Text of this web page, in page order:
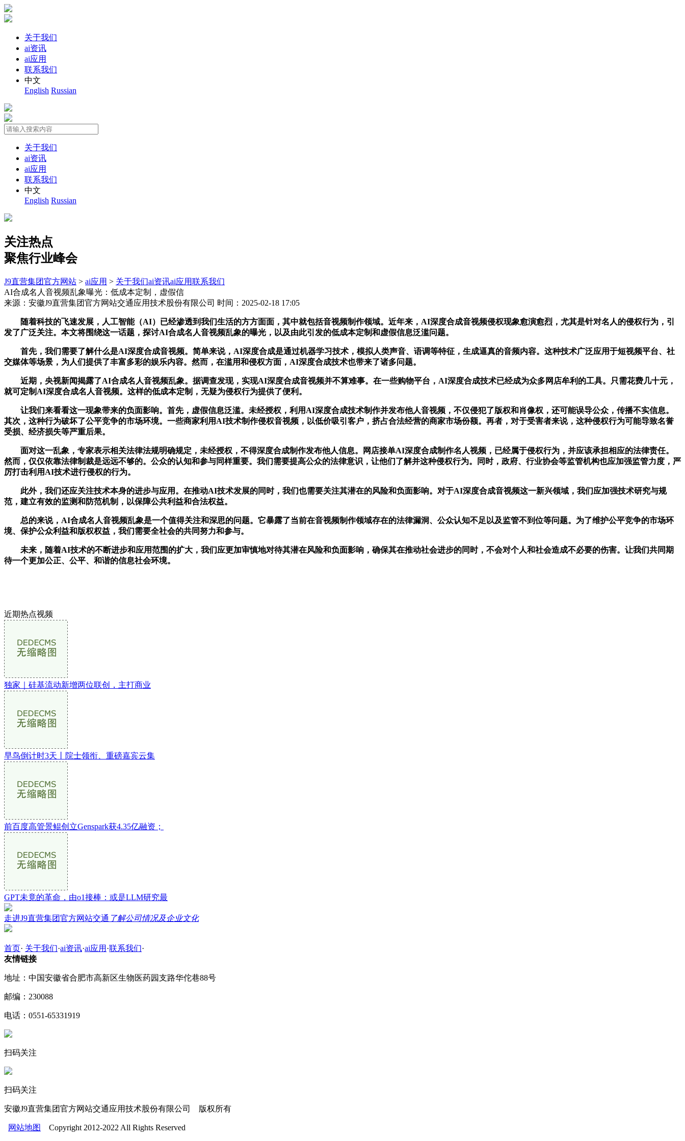
关于我们
ai资讯
ai应用
联系我们
中文
English Russian
关于我们
ai资讯
ai应用
联系我们
中文
English Russian
关注热点
聚焦行业峰会
J9直营集团官方网站 > ai应用 > 关于我们ai资讯ai应用联系我们
AI合成名人音视频乱象曝光：低成本定制，虚假信
来源：安徽J9直营集团官方网站交通应用技术股份有限公司 时间：2025-02-18 17:05
随着科技的飞速发展，人工智能（AI）已经渗透到我们生活的方方面面，其中就包括音视频制作领域。近年来，AI深度合成音视频侵权现象愈演愈烈，尤其是针对名人的侵权行为，引
发了广泛关注。本文将围绕这一话题，探讨AI合成名人音视频乱象的曝光，以及由此引发的低成本定制和虚假信息泛滥问题。
首先，我们需要了解什么是AI深度合成音视频。简单来说，AI深度合成是通过机器学习技术，模拟人类声音、语调等特征，生成逼真的音频内容。这种技术广泛应用于短视频平台、社
交媒体等场景，为人们提供了丰富多彩的娱乐内容。然而，在滥用和侵权方面，AI深度合成技术也带来了诸多问题。
近期，央视新闻揭露了AI合成名人音视频乱象。据调查发现，实现AI深度合成音视频并不算难事。在一些购物平台，AI深度合成技术已经成为众多网店牟利的工具。只需花费几十元，
就可定制AI深度合成名人音视频。这样的低成本定制，无疑为侵权行为提供了便利。
让我们来看看这一现象带来的负面影响。首先，虚假信息泛滥。未经授权，利用AI深度合成技术制作并发布他人音视频，不仅侵犯了版权和肖像权，还可能误导公众，传播不实信息。
其次，这种行为破坏了公平竞争的市场环境。一些商家利用AI技术制作侵权音视频，以低价吸引客户，挤占合法经营的商家市场份额。再者，对于受害者来说，这种侵权行为可能导致名誉
受损、经济损失等严重后果。
面对这一乱象，专家表示相关法律法规明确规定，未经授权，不得深度合成制作发布他人信息。网店接单AI深度合成制作名人视频，已经属于侵权行为，并应该承担相应的法律责任。
然而，仅仅依靠法律制裁是远远不够的。公众的认知和参与同样重要。我们需要提高公众的法律意识，让他们了解并这种侵权行为。同时，政府、行业协会等监管机构也应加强监管力度，严
厉打击利用AI技术进行侵权的行为。
此外，我们还应关注技术本身的进步与应用。在推动AI技术发展的同时，我们也需要关注其潜在的风险和负面影响。对于AI深度合成音视频这一新兴领域，我们应加强技术研究与规
范，建立有效的监测和防范机制，以保障公共利益和合法权益。
总的来说，AI合成名人音视频乱象是一个值得关注和深思的问题。它暴露了当前在音视频制作领域存在的法律漏洞、公众认知不足以及监管不到位等问题。为了维护公平竞争的市场环
境、保护公众利益和版权权益，我们需要全社会的共同努力和参与。
未来，随着AI技术的不断进步和应用范围的扩大，我们应更加审慎地对待其潜在风险和负面影响，确保其在推动社会进步的同时，不会对个人和社会造成不必要的伤害。让我们共同期
待一个更加公正、公平、和谐的信息社会环境。
近期热点视频
独家｜硅基流动新增两位联创，主打商业
早鸟倒计时3天丨院士领衔、重磅嘉宾云集
前百度高管景鲲创立Genspark获4.35亿融资；
GPT未竟的革命，由o1接棒：或是LLM研究最
走进J9直营集团官方网站交通 了解公司情况及企业文化
首页· 关于我们·ai资讯·ai应用 ·联系我们·
友情链接
地址：中国安徽省合肥市高新区生物医药园支路华佗巷88号
邮编：230088
电话：0551-65331919
扫码关注
扫码关注
安徽J9直营集团官方网站交通应用技术股份有限公司 版权所有
网站地图 Copyright 2012-2022 All Rights Reserved